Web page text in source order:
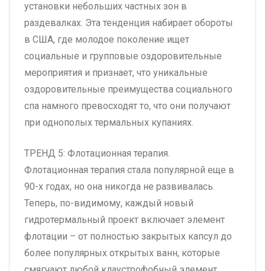
установки небольших частных зон в
раздевалках. Эта тенденция набирает обороты
в США, где молодое поколение ищет
социальные и групповые оздоровительные
мероприятия и признает, что уникальные
оздоровительные преимущества социального
спа намного превосходят то, что они получают
при однополых термальных купаниях.
ТРЕНД 5: Флотационная терапия.
Флотационная терапия стала популярной еще в
90-х годах, но она никогда не развивалась.
Теперь, по-видимому, каждый новый
гидротермальный проект включает элемент
флотации – от полностью закрытых капсул до
более популярных открытых ванн, которые